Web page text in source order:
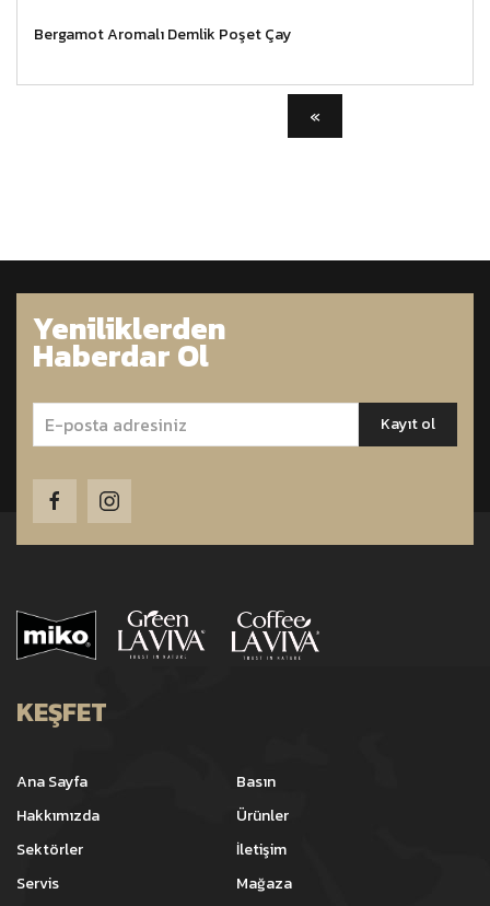
Bergamot Aromalı Demlik Poşet Çay
Yeniliklerden
Haberdar Ol
KEŞFET
Ana Sayfa
Hakkımızda
Sektörler
Servis
Basın
Ürünler
İletişim
Mağaza